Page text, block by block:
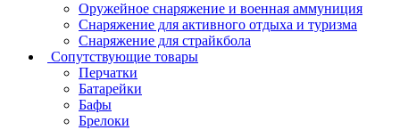
Оружейное снаряжение и военная аммуниция
Снаряжение для активного отдыха и туризма
Снаряжение для страйкбола
Сопутствующие товары
Перчатки
Батарейки
Бафы
Брелоки